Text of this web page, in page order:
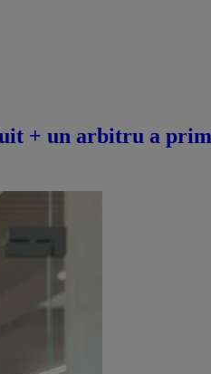
+ un arbitru a